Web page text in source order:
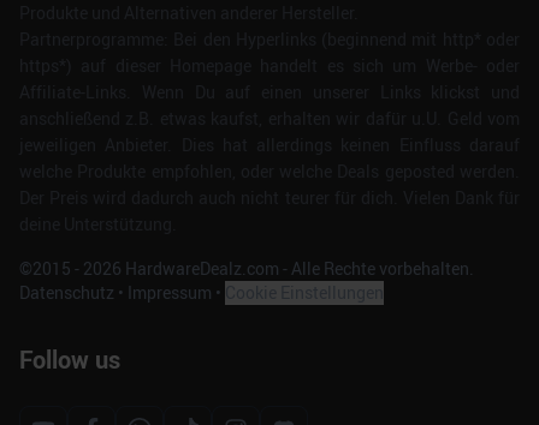
©2015 - 2026 HardwareDealz.com - Alle Rechte vorbehalten.
Datenschutz • Impressum •
Follow us